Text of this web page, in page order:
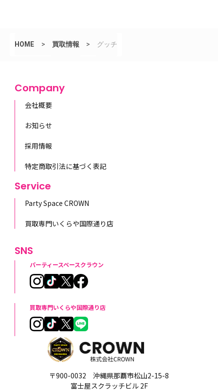
HOME > 買取情報 > グッチ
〒900-0032 沖縄県那覇市松山2-15-8
富士屋スクラッチビル 2F
Company
会社概要
お知らせ
採用情報
特定商取引法に基づく表記
Service
Party Space CROWN
買取専門いくらや国際通り店
SNS
パーティースペースクラウン
買取専門いくらや国際通り店